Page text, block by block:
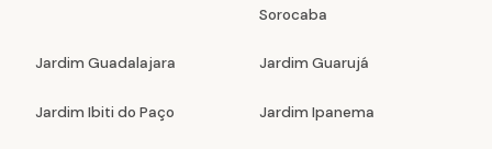
Sorocaba
Jardim Guadalajara Jardim Guarujá
Jardim Ibiti do Paço Jardim Ipanema